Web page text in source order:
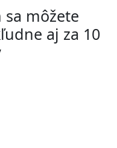
môžete
aj za 10